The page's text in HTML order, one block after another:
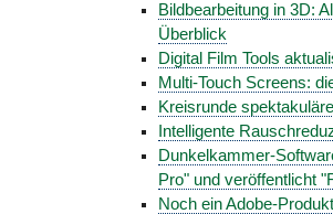
Bildbearbeitung in 3D:
Überblick
Digital Film Tools
Multi-Touch Screens:
Kreisrunde
Intelligente
Dunkelkammer-
Pro" und veröffentlicht
Noch ein Adobe-